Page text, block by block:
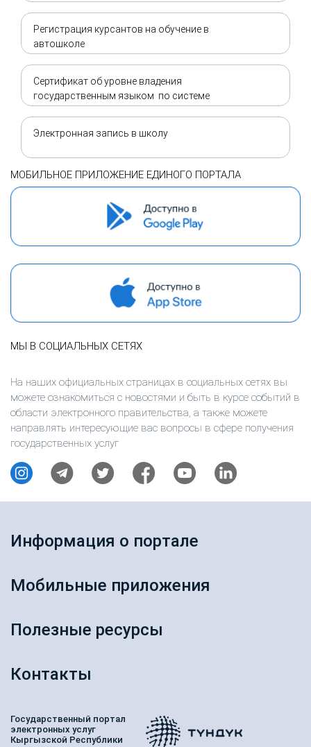
Регистрация курсантов на обучение в
автошколе
Сертификат об уровне владения
государственным языком по системе
Электронная запись в школу
МОБИЛЬНОЕ ПРИЛОЖЕНИЕ ЕДИНОГО ПОРТАЛА
МЫ В СОЦИАЛЬНЫХ СЕТЯХ
На наших официальных страницах в социальных сетях вы
можете ознакомиться с новостями и быть в курсе событий в
области электронного правительства, а также можете
направлять интересующие вас вопросы в сфере получения
государственных услуг
Информация о портале
Мобильные приложения
Полезные ресурсы
Контакты
Государственный портал
электронных услуг
Кыргызской Республики